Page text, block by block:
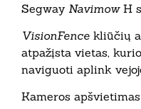
Segway Navimow H
VisionFence kliūčių
atpažįsta vietas,
naviguoti aplink
Kameros